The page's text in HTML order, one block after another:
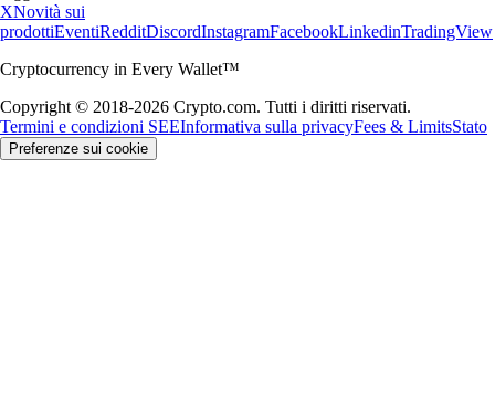
XNovità sui
prodottiEventiRedditDiscordInstagramFacebookLinkedinTradingView
Cryptocurrency in Every Wallet™
Copyright © 2018-2026 Crypto.com. Tutti i diritti riservati.
Termini e condizioni SEEInformativa sulla privacyFees & LimitsStato
Preferenze sui cookie